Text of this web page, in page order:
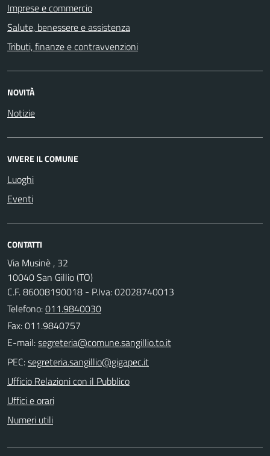
Imprese e commercio
Salute, benessere e assistenza
Tributi, finanze e contravvenzioni
NOVITÀ
Notizie
VIVERE IL COMUNE
Luoghi
Eventi
CONTATTI
Via Musinè , 32
10040 San Gillio (TO)
C.F. 86008190018 - P.Iva: 02028740013
Telefono:011.9840030
Fax: 011.9840757
E-mail:
PEC:
Ufficio Relazioni con il Pubblico
Uffici e orari
Numeri utili